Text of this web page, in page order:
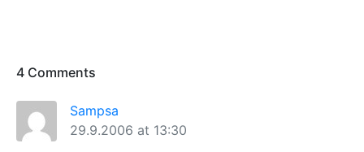
4 Comments
Sampsa
29.9.2006 at 13:30